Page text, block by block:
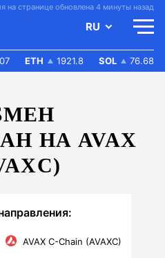
на странице обновлена 4 минуты назад
RU
ETH 1921.8 SOL 76.68
НА AVAX
AVAX C-Chain (AVAXC)